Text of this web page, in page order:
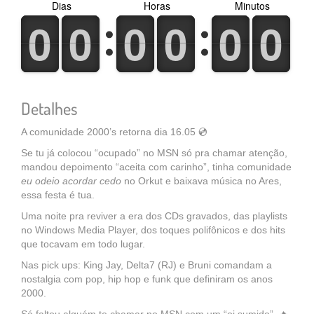
0
0
1
1 0
0
1
1
Dias
0
0
1
1 0
0
1
1
Horas
0
0
1
1 0
0
1
1
Minutos
Detalhes
A comunidade 2000’s retorna dia 16.05 💿
Se tu já colocou “ocupado” no MSN só pra chamar atenção,
mandou depoimento “aceita com carinho”, tinha comunidade
eu odeio acordar cedo no Orkut e baixava música no Ares,
essa festa é tua.
Uma noite pra reviver a era dos CDs gravados, das playlists
no Windows Media Player, dos toques polifônicos e dos hits
que tocavam em todo lugar.
Nas pick ups: King Jay, Delta7 (RJ) e Bruni comandam a
nostalgia com pop, hip hop e funk que definiram os anos
2000.